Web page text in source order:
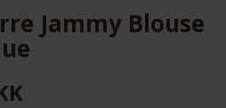
Jammy Blouse